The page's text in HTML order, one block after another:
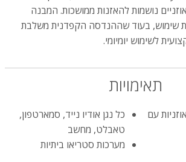
אוזניים נושמות להאזנות ממושכות. המבנה
שימוש, בעוד שההנדסה הקפדנית משלבת
לשימוש יומיומי.
תאימויות
עם
כל נגן אודיו נייד, סמארטפון,
טאבלט, מחשב
מערכות סטריאו ביתיות